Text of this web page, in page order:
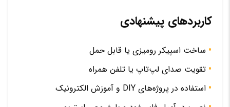
کاربردهای پیشنهادی
ساخت اسپیکر رومیزی یا قابل حمل
تقویت صدای لپ‌تاپ یا تلفن همراه
استفاده در پروژه‌های DIY و آموزش الکترونیک